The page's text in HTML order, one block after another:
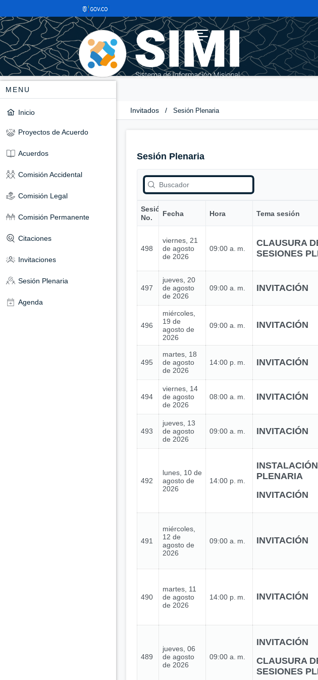
MENU
Inicio
Proyectos de Acuerdo
Acuerdos
Comisión Accidental
Comisión Legal
Comisión Permanente
Citaciones
Invitaciones
Sesión Plenaria
Agenda
Invitados / Sesión Plenaria
Sesión Plenaria
Sesión
No.
Fecha Hora Tema sesión
498
viernes, 21
de agosto
de 2026
09:00 a. m.
CLAUSURA
SESIONES
497
jueves, 20
de agosto
de 2026
09:00 a. m. INVITACIÓN
496
miércoles,
19 de
agosto de
2026
09:00 a. m. INVITACIÓN
495
martes, 18
de agosto
de 2026
14:00 p. m. INVITACIÓN
494
viernes, 14
de agosto
de 2026
08:00 a. m. INVITACIÓN
493
jueves, 13
de agosto
de 2026
09:00 a. m. INVITACIÓN
492
lunes, 10 de
agosto de
2026
14:00 p. m.
INSTALACIÓN
PLENARIA
INVITACIÓN
491
miércoles,
12 de
agosto de
2026
09:00 a. m. INVITACIÓN
490
martes, 11
de agosto
de 2026
14:00 p. m. INVITACIÓN
489
jueves, 06
de agosto
de 2026
09:00 a. m.
INVITACIÓN
CLAUSURA
SESIONES